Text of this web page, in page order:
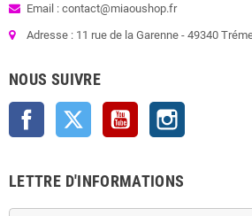
Email : contact@miaoushop.fr
Adresse : 11 rue de la Garenne - 49340
NOUS SUIVRE
Facebook Twitter YouTube
LETTRE D'INFORMATIONS